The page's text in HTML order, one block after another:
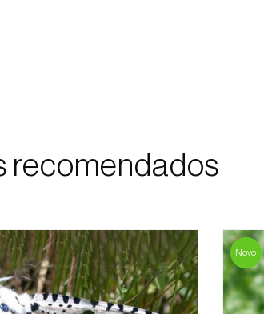
recomendados
Novo